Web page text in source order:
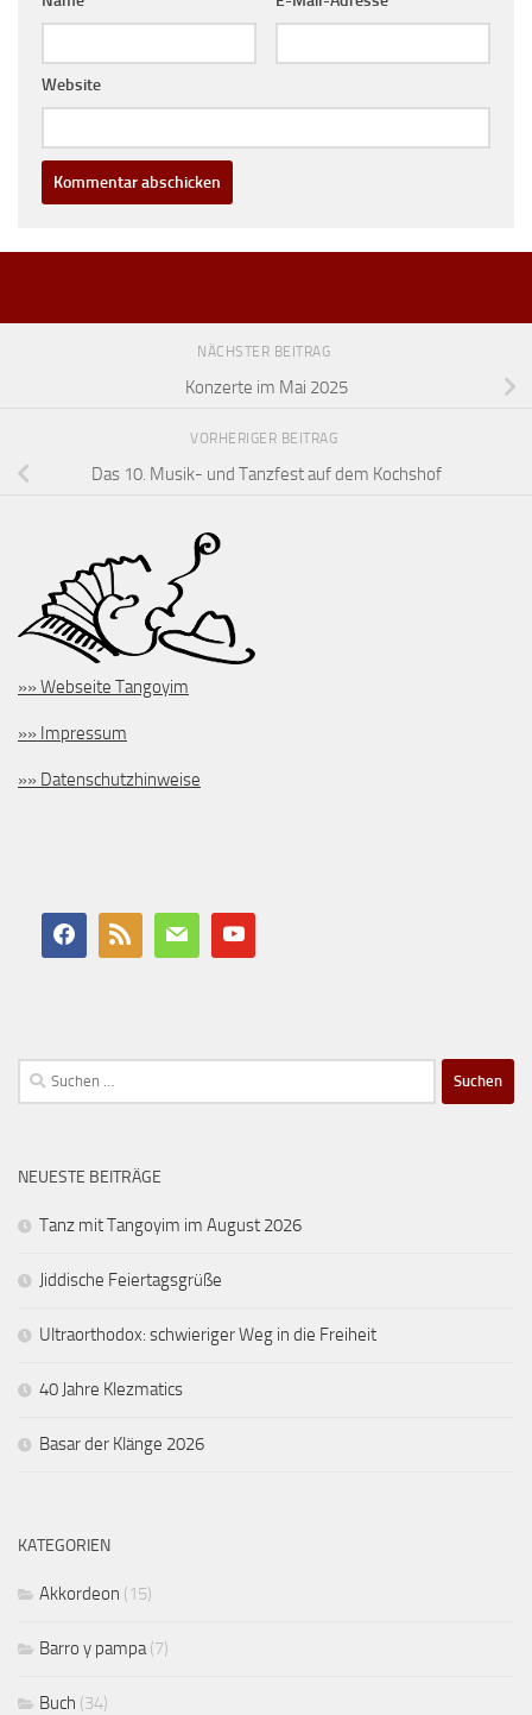
Website
NÄCHSTER BEITRAG
Konzerte im Mai 2025
VORHERIGER BEITRAG
Das 10. Musik- und Tanzfest auf dem Kochshof
»» Webseite Tangoyim
»» Impressum
»» Datenschutzhinweise
Suchen
nach:
NEUESTE BEITRÄGE
Tanz mit Tangoyim im August 2026
Jiddische Feiertagsgrüße
Ultraorthodox: schwieriger Weg in die Freiheit
40 Jahre Klezmatics
Basar der Klänge 2026
KATEGORIEN
Akkordeon (15)
Barro y pampa(7)
Buch (34)